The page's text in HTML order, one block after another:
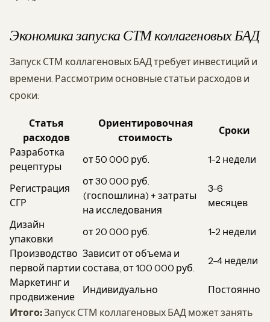
Экономика запуска СТМ коллагеновых БАД
Запуск СТМ коллагеновых БАД требует инвестиций и
времени. Рассмотрим основные статьи расходов и
сроки:
Статья
расходов
Ориентировочная
стоимость
Сроки
Разработка
рецептуры
от 50 000 руб. 1-2 недели
Регистрация
СГР
от 30 000 руб.
(госпошлина) + затраты
на исследования
3-6
месяцев
Дизайн
упаковки
от 20 000 руб.
1-2 недели
Производство
первой партии
Зависит от объема и
состава, от 100 000 руб.
2-4 недели
Маркетинг и
продвижение
Индивидуально
Постоянно
Итого:Запуск СТМ коллагеновых БАД может занять